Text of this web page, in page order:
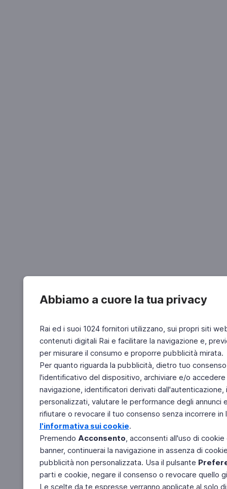
Abbiamo a cuore la tua privacy
Rai ed i suoi 1024 fornitori utilizzano, sui propri siti
contenuti digitali Rai e facilitare la navigazione e,
per misurare il consumo e proporre pubblicità mirata.
Per quanto riguarda la pubblicità, dietro tuo
l'identificativo del dispositivo, archiviare e/o
navigazione, identificatori derivati
personalizzati, valutare le performance degli
rifiutare o revocare il tuo consenso senza incorrere
l'informativa sui cookie.
Premendo Acconsento, acconsenti all'uso di
banner, continuerai la navigazione in assenza di
pubblicità non personalizzata. Usa il pulsante
parti e cookie, negare il consenso o revocare quello
Le scelte da te espresse verranno applicate al solo